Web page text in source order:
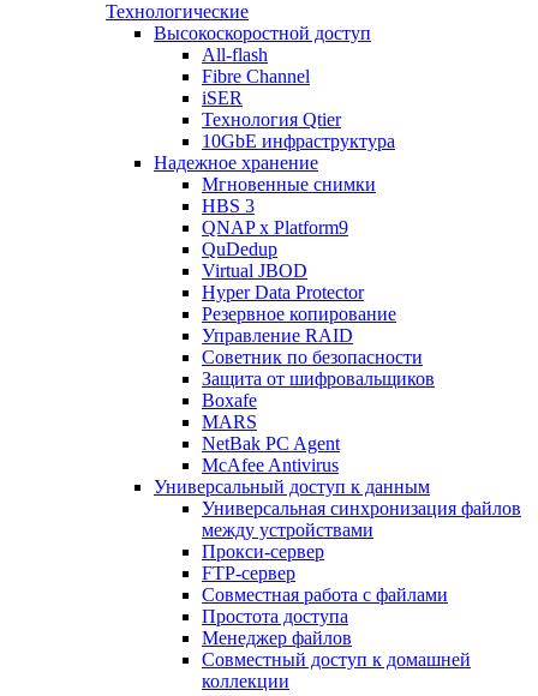
Технологические
Высокоскоростной доступ
All-flash
Fibre Channel
iSER
Технология Qtier
10GbE инфраструктура
Надежное хранение
Мгновенные снимки
HBS 3
QNAP x Platform9
QuDedup
Virtual JBOD
Hyper Data Protector
Резервное копирование
Управление RAID
Советник по безопасности
Защита от шифровальщиков
Boxafe
MARS
NetBak PC Agent
McAfee Antivirus
Универсальный доступ к данным
Универсальная синхронизация файлов
между устройствами
Прокси-сервер
FTP-сервер
Совместная работа с файлами
Простота доступа
Менеджер файлов
Совместный доступ к домашней
коллекции